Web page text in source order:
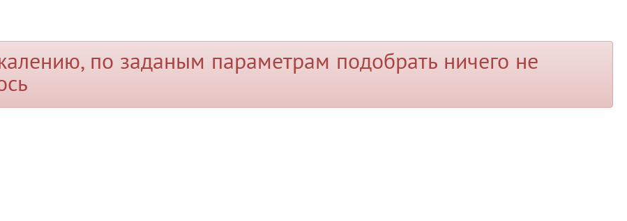
по заданым параметрам подобрать ничего не